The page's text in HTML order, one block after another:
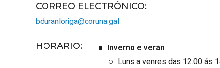
CORREO ELECTRÓNICO:
bduranloriga@coruna.gal
HORARIO:
Inverno e verán
Luns a venres das 12.00 ás